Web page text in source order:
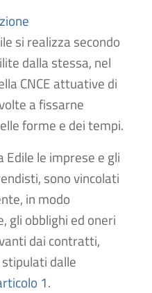
si realizza secondo
dalla stessa, nel
CNCE attuative di
a fissarne
forme e dei tempi.
Edile le imprese e gli
sono vincolati
in modo
gli obblighi ed oneri
dai contratti,
dalle
1.